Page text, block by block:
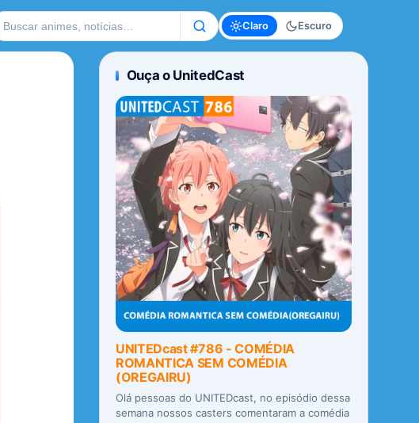
no site Claro Escuro
Ouça o UnitedCast
UNITEDcast #786 - COMÉDIA
ROMANTICA SEM COMÉDIA
(OREGAIRU)
Olá pessoas do UNITEDcast, no episódio dessa
semana nossos casters comentaram a comédia